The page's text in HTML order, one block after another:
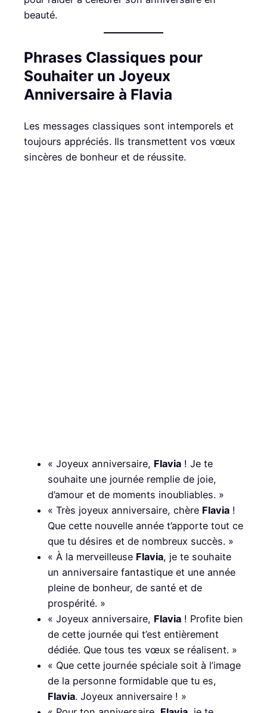
beauté.
Phrases Classiques pour
Souhaiter un Joyeux
Anniversaire à Flavia
Les messages classiques sont intemporels et
toujours appréciés. Ils transmettent vos vœux
sincères de bonheur et de réussite.
« Joyeux anniversaire, Flavia ! Je te
souhaite une journée remplie de joie,
d’amour et de moments inoubliables. »
« Très joyeux anniversaire, chère Flavia !
Que cette nouvelle année t’apporte tout ce
que tu désires et de nombreux succès. »
« À la merveilleuse Flavia, je te souhaite
un anniversaire fantastique et une année
pleine de bonheur, de santé et de
prospérité. »
« Joyeux anniversaire, Flavia ! Profite bien
de cette journée qui t’est entièrement
dédiée. Que tous tes vœux se réalisent. »
« Que cette journée spéciale soit à l’image
de la personne formidable que tu es,
Flavia. Joyeux anniversaire ! »